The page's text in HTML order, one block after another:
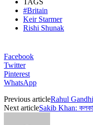
TAGS
#Britain
Keir Starmer
Rishi Shunak
Facebook
Twitter
Pinterest
WhatsApp
Previous articleRahul Gandhi
Next articleSakib Khan: